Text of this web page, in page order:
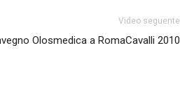
Video seguente
Olosmedica a RomaCavalli 2010